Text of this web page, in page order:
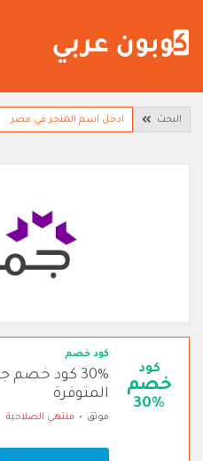
البحث
كود
خصم
30%
كود خصم
30% كود
المتوفرة
موثق منتهي الصلاحية